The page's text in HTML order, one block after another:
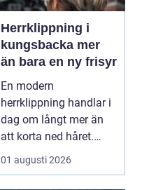
Herrklippning i
kungsbacka mer
än bara en ny frisyr
En modern
herrklippning handlar i
dag om långt mer än
att korta ned håret.
Många män vill ha en
01 augusti 2026